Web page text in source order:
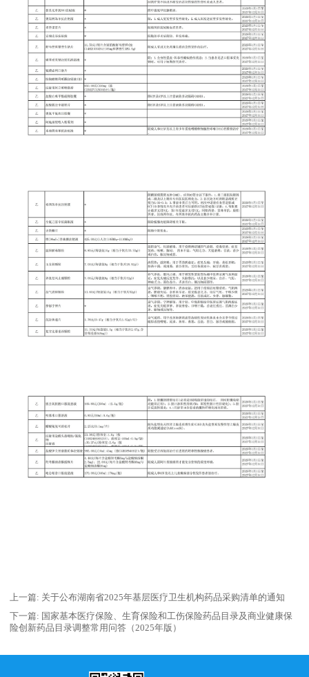
上一篇: 关于公布湖南省2025年基层医疗卫生机构药品采购清单的通知
下一篇: 国家基本医疗保险、生育保险和工伤保险药品目录及商业健康保
险创新药品目录调整常用问答（2025年版）